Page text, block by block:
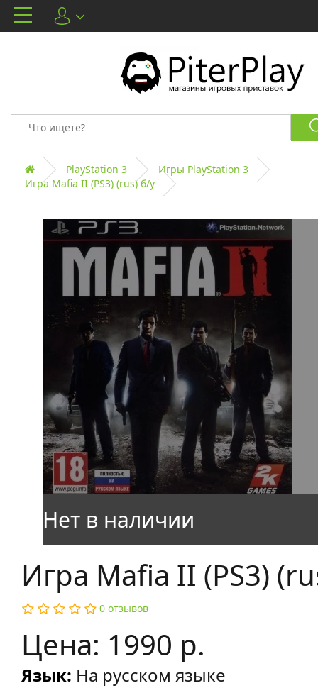
PlayStation 3
Игры PlayStation 3
Игра Mafia II (PS3) (rus) б/у
Игра Mafia II (PS3)
0 отзывов
Цена: 1990 р.
Язык: На русском языке